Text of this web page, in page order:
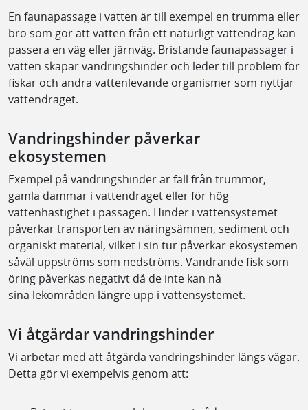
En faunapassage i vatten är till exempel en trumma eller
bro som gör att vatten från ett naturligtvattendrag kan
passera en väg eller järnväg. Bristande faunapassager i
vatten skapar vandringshinder och leder till problem för
fiskar och andra vattenlevande organismer som nyttjar
vattendraget.
Vandringshinder påverkar
ekosystemen
Exempel på vandringshinder är fall från trummor,
gamla dammar i vattendraget eller för hög
vattenhastighet i passagen. Hinder i vattensystemet
påverkar transporten av näringsämnen, sediment och
organiskt material, vilket i sin tur påverkar ekosystemen
såväl uppströms som nedströms. Vandrande fisk som
öring påverkas negativt då de inte kan nå
sina lekområden längre upp i vattensystemet.
Vi åtgärdar vandringshinder
Vi arbetar med att åtgärda vandringshinder längs vägar.
Detta gör vi exempelvis genom att: